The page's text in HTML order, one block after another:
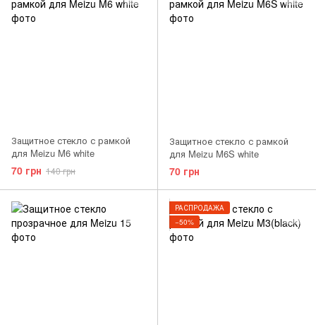
Защитное стекло с рамкой
для Meizu M6 white
70 грн 140 грн
Защитное стекло с рамкой
для Meizu M6S white
70 грн
РАСПРОДАЖА
−50%